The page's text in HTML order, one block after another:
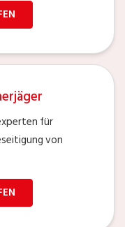
für
von